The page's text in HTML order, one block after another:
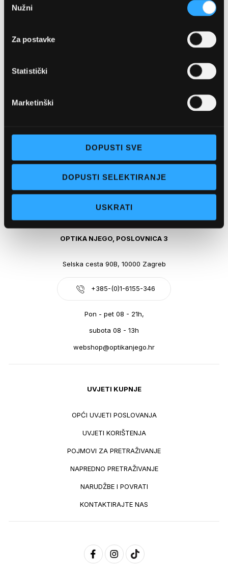
pristanka
Nužni
Za postavke
Statistički
Marketinški
DOPUSTI SVE
DOPUSTI SELEKTIRANJE
USKRATI
Pon - pet: 07 - 21h,
Sub: 07-21h
webshop@optikanjego.hr
OPTIKA NJEGO, POSLOVNICA 3
Selska cesta 90B, 10000 Zagreb
+385-(0)1-6155-346
Pon - pet 08 - 21h,
subota 08 - 13h
webshop@optikanjego.hr
UVJETI KUPNJE
OPĆI UVJETI POSLOVANJA
UVJETI KORIŠTENJA
POJMOVI ZA PRETRAŽIVANJE
NAPREDNO PRETRAŽIVANJE
NARUDŽBE I POVRATI
KONTAKTIRAJTE NAS